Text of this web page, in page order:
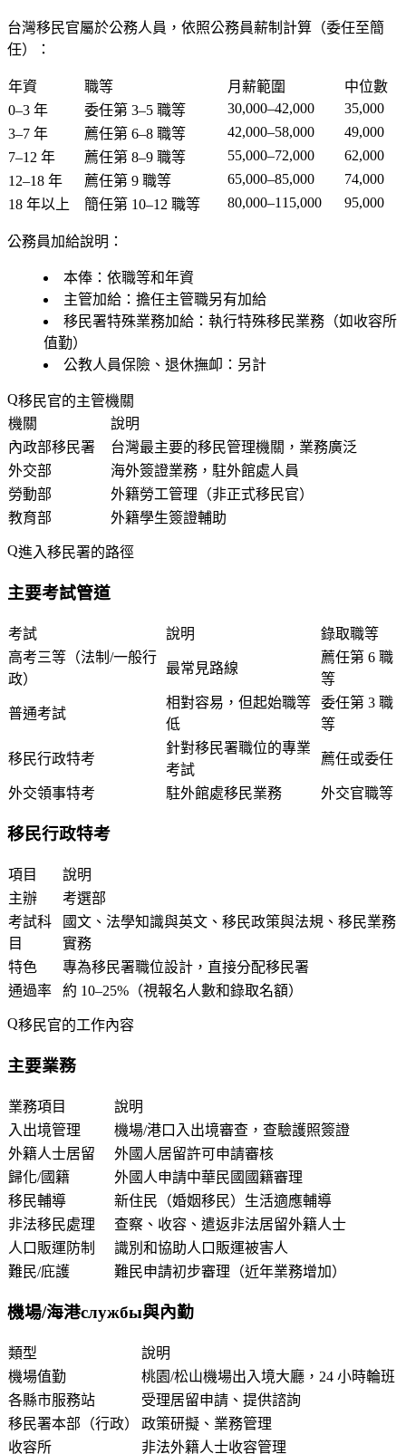
台灣移民官屬於公務人員，依照公務員薪制計算（委任至簡
任）：
年資 職等 月薪範圍
中位數
0–3 年
委任第 3–5 職等 30,000–42,000
35,000
3–7 年
薦任第 6–8 職等 42,000–58,000
49,000
7–12 年
薦任第 8–9 職等 55,000–72,000
62,000
12–18 年
薦任第 9 職等 65,000–85,000
74,000
18 年以上
簡任第 10–12 職等 80,000–115,000 95,000
公務員加給說明：
本俸：依職等和年資
主管加給：擔任主管職另有加給
移民署特殊業務加給：執行特殊移民業務（如收容所
值勤）
公教人員保險、退休撫卹：另計
移民官的主管機關
機關
說明
內政部移民署
台灣最主要的移民管理機關，業務廣泛
外交部
海外簽證業務，駐外館處人員
勞動部
外籍勞工管理（非正式移民官）
教育部
外籍學生簽證輔助
進入移民署的路徑
主要考試管道
考試 說明
錄取職等
高考三等（法制/一般行
政）
最常見路線
薦任第 6 職
等
普通考試
相對容易，但起始職等
低
委任第 3 職
等
移民行政特考
針對移民署職位的專業
考試
薦任或委任
外交領事特考 駐外館處移民業務 外交官職等
移民行政特考
項目
說明
主辦
考選部
考試科
目
國文、法學知識與英文、移民政策與法規、移民業務
實務
特色
專為移民署職位設計，直接分配移民署
通過率
約 10–25%（視報名人數和錄取名額）
移民官的工作內容
主要業務
業務項目
說明
入出境管理
機場/港口入出境審查，查驗護照簽證
外籍人士居留
外國人居留許可申請審核
歸化/國籍
外國人申請中華民國國籍審理
移民輔導
新住民（婚姻移民）生活適應輔導
非法移民處理
查察、收容、遣返非法居留外籍人士
人口販運防制
識別和協助人口販運被害人
難民/庇護
難民申請初步審理（近年業務增加）
機場/海港службы與內勤
類型
說明
機場值勤
桃園/松山機場出入境大廳，24 小時輪班
各縣市服務站
受理居留申請、提供諮詢
移民署本部（行政）
政策研擬、業務管理
收容所
非法外籍人士收容管理